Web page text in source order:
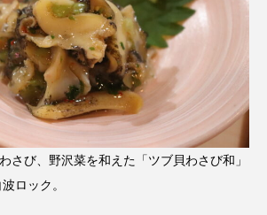
さび、野沢菜を和えた「ツブ貝わさび和」
ロック。